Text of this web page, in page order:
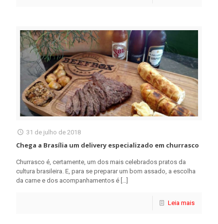
31 de julho de 2018
Chega a Brasília um delivery especializado em churrasco
Churrasco é, certamente, um dos mais celebrados pratos da
cultura brasileira. E, para se preparar um bom assado, a escolha
da carne e dos acompanhamentos é […]
Leia mais